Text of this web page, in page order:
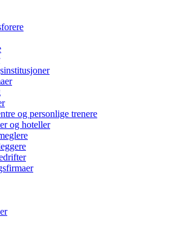
og personlige trenere
og hoteller